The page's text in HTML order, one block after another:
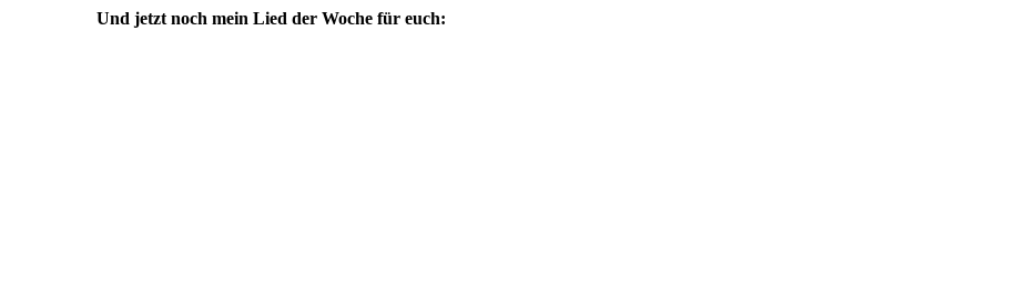
Und jetzt noch mein Lied der Woche für euch: